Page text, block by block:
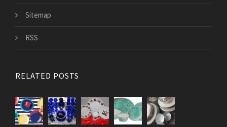
Sitemap
RSS
RELATED POSTS